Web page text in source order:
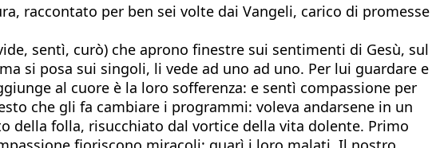
raccontato per ben sei volte dai Vangeli, carico di promesse
sentì, curò) che aprono finestre sui sentimenti di Gesù, sul
si posa sui singoli, li vede ad uno ad uno. Per lui guardare e
al cuore è la loro sofferenza: e sentì compassione per
che gli fa cambiare i programmi: voleva andarsene in un
della folla, risucchiato dal vortice della vita dolente. Primo